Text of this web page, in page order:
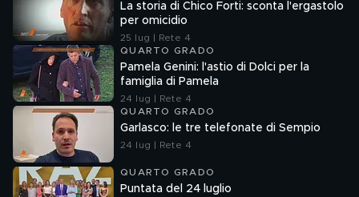
La storia di Chico Forti: sconta l'ergastolo
per omicidio
25 lug | Rete 4
QUARTO GRADO
Pamela Genini: l'astio di Dolci per la
famiglia di Pamela
24 lug | Rete 4
QUARTO GRADO
Garlasco: le tre telefonate di Sempio
24 lug | Rete 4
QUARTO GRADO
Puntata del 24 luglio